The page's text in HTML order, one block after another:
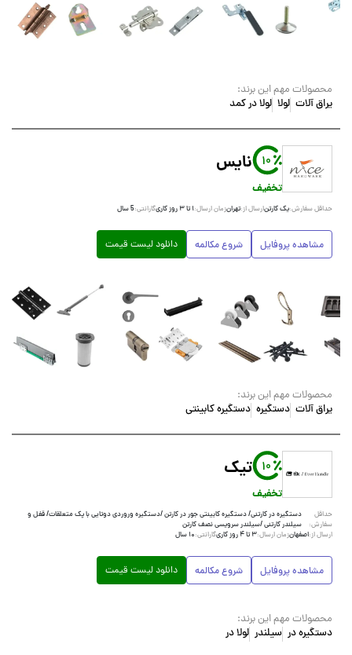
محصولات مهم این برند:
یراق آلات لولا لولا در کمد
10
تخفیف
نایس
حداقل سفارش:یک کارتنارسال از:تهرانزمان ارسال:۱ تا ۳ روز کاری گارانتی:5 سال
مشاهده پروفایل شروع مکالمه دانلود لیست قیمت
محصولات مهم این برند:
یراق آلات دستگیره دستگیره کابینتی
10
تخفیف
تیک
حداقل
سفارش:
دستگیره در کارتنی/ دستگیره کابینتی جور در کارتن /دستگیره وروردی دوتایی با پک متعلقات/ قفل و
سیلندر کارتنی /سیلندر سرویسی نصف کارتن
ارسال از:اصفهانزمان ارسال:۳ تا ۴ روز کاری گارانتی:۱۰ سال
مشاهده پروفایل شروع مکالمه دانلود لیست قیمت
محصولات مهم این برند:
دستگیره در سیلندر لولا در